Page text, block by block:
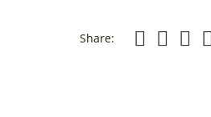
Share: